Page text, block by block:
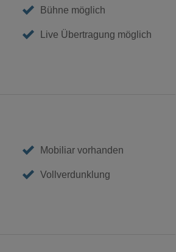
Bühne möglich
Live Übertragung möglich
Mobiliar vorhanden
Vollverdunklung